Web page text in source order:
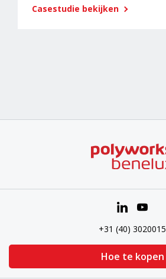
Casestudie bekijken
+31 (40) 3020015
Hoe te kopen